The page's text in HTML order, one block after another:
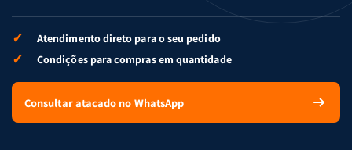
✓ Atendimento direto para o seu pedido
✓ Condições para compras em quantidade
Consultar atacado no WhatsApp